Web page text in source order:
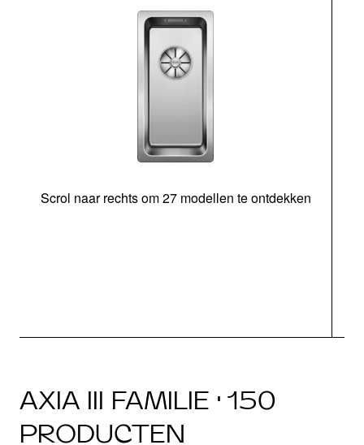
Scrol naar rechts om 27 modellen te ontdekken
AXIA III FAMILIE · 150
PRODUCTEN